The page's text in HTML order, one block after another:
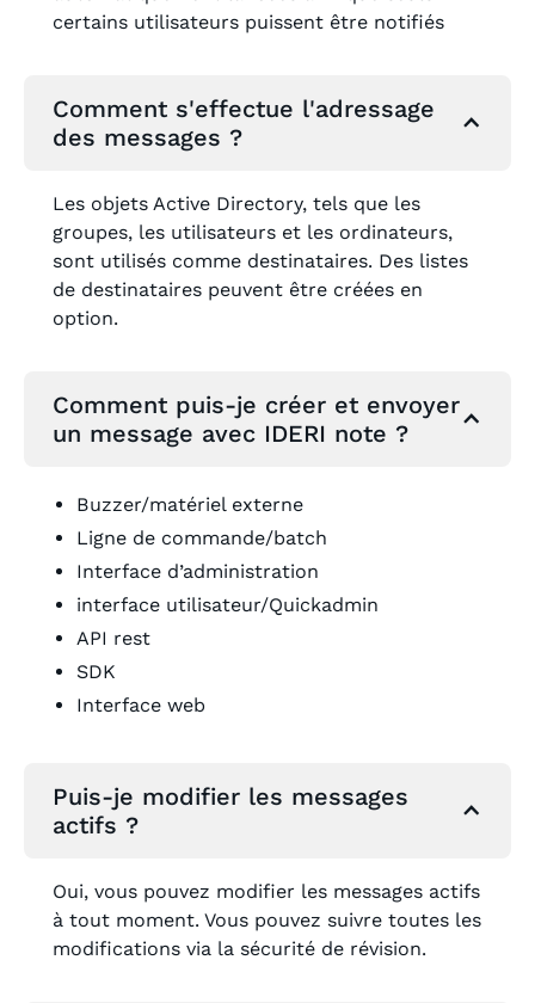
certains utilisateurs puissent être notifiés
Comment s'effectue l'adressage
des messages ?
Les objets Active Directory, tels que les
groupes, les utilisateurs et les ordinateurs,
sont utilisés comme destinataires. Des listes
de destinataires peuvent être créées en
option.
Comment puis-je créer et envoyer
un message avec IDERI note ?
Buzzer/matériel externe
Ligne de commande/batch
Interface d’administration
interface utilisateur/Quickadmin
API rest
SDK
Interface web
Puis-je modifier les messages
actifs ?
Oui, vous pouvez modifier les messages actifs
à tout moment. Vous pouvez suivre toutes les
modifications via la sécurité de révision.